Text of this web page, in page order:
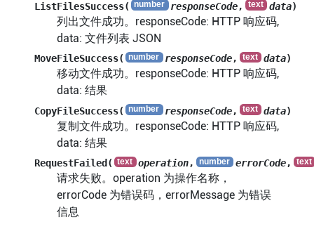
ListFilesSuccess( responseCode, data)
列出文件成功。responseCode: HTTP 响应码,
data: 文件列表 JSON
MoveFileSuccess( responseCode, data)
移动文件成功。responseCode: HTTP 响应码,
data: 结果
CopyFileSuccess( responseCode, data)
复制文件成功。responseCode: HTTP 响应码,
data: 结果
RequestFailed( operation, errorCode,
请求失败。operation 为操作名称，
errorCode 为错误码，errorMessage 为错误
信息